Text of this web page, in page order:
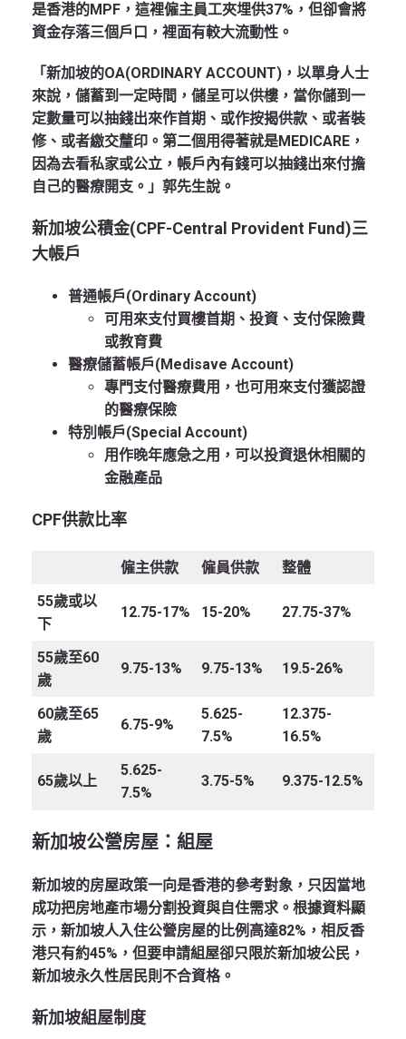
是香港的MPF，這裡僱主員工夾埋供37%，但卻會將
資金存落三個戶口，裡面有較大流動性。
「新加坡的OA(ORDINARY ACCOUNT)，以單身人士
來說，儲蓄到一定時間，儲呈可以供樓，當你儲到一
定數量可以抽錢出來作首期、或作按揭供款、或者裝
修、或者繳交釐印。第二個用得著就是MEDICARE，
因為去看私家或公立，帳戶內有錢可以抽錢出來付擔
自己的醫療開支。」郭先生說。
新加坡公積金(CPF-Central Provident Fund)三
大帳戶
普通帳戶(Ordinary Account)
可用來支付買樓首期、投資、支付保險費
或教育費
醫療儲蓄帳戶(Medisave Account)
專門支付醫療費用，也可用來支付獲認證
的醫療保險
特別帳戶(Special Account)
用作晚年應急之用，可以投資退休相關的
金融產品
CPF供款比率
僱主供款 僱員供款
整體
55歲或以
下
12.75-17% 15-20% 27.75-37%
55歲至60
歲
9.75-13% 9.75-13% 19.5-26%
60歲至65
歲
6.75-9%
5.625-
7.5%
12.375-
16.5%
65歲以上
5.625-
7.5%
3.75-5% 9.375-12.5%
新加坡公營房屋：組屋
新加坡的房屋政策一向是香港的參考對象，只因當地
成功把房地產市場分割投資與自住需求。根據資料顯
示，新加坡人入住公營房屋的比例高達82%，相反香
港只有約45%，但要申請組屋卻只限於新加坡公民，
新加坡永久性居民則不合資格。
新加坡組屋制度